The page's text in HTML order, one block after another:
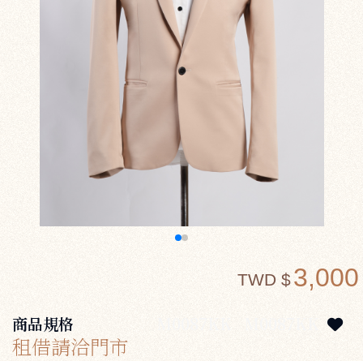
3,000
TWD $
商品規格
租借請洽門市